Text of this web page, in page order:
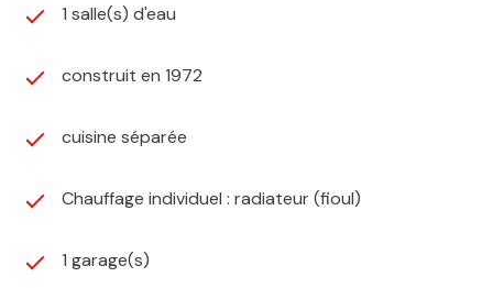
1 salle(s) d'eau
construit en 1972
cuisine séparée
Chauffage individuel : radiateur (fioul)
1 garage(s)